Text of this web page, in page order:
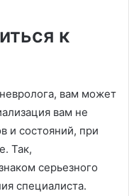
к
вам может
вам не
и состояний, при
Так,
серьезного
специалиста.